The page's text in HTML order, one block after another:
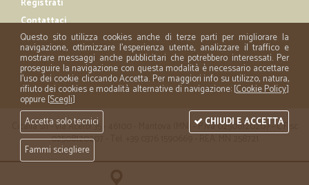
Registrati
Contattaci
Cicalia srl - via Acerbi 35 - 46100 - Mantova (MN) - P.iva 02508120207 - C.Fisc
02508120207 - Tel. +39 0376 1590669 - REA: MN 258721
Questo sito utilizza cookies anche di terze parti per migliorare la
navigazione, ottimizzare l'esperienza utente, analizzare il traffico e
mostrare messaggi anche pubblicitari che potrebbero interessati. Per
proseguire la navigazione con questa modalità è necessario accettare
l'uso dei cookie cliccando Accetta. Per maggiori info su utilizzo, natura,
rifiuto dei cookies e modalità alternative di navigazione: [Cookie Policy]
oppure [Scegli]
Accetta solo tecnici
Fammi sciegliere
CHIUDI E ACCETTA